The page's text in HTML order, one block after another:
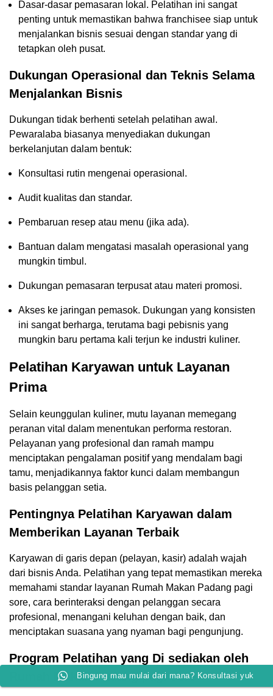
Dasar-dasar pemasaran lokal. Pelatihan ini sangat
penting untuk memastikan bahwa franchisee siap untuk
menjalankan bisnis sesuai dengan standar yang di
tetapkan oleh pusat.
Dukungan Operasional dan Teknis Selama
Menjalankan Bisnis
Dukungan tidak berhenti setelah pelatihan awal.
Pewaralaba biasanya menyediakan dukungan
berkelanjutan dalam bentuk:
Konsultasi rutin mengenai operasional.
Audit kualitas dan standar.
Pembaruan resep atau menu (jika ada).
Bantuan dalam mengatasi masalah operasional yang
mungkin timbul.
Dukungan pemasaran terpusat atau materi promosi.
Akses ke jaringan pemasok. Dukungan yang konsisten
ini sangat berharga, terutama bagi pebisnis yang
mungkin baru pertama kali terjun ke industri kuliner.
Pelatihan Karyawan untuk Layanan
Prima
Selain keunggulan kuliner, mutu layanan memegang
peranan vital dalam menentukan performa restoran.
Pelayanan yang profesional dan ramah mampu
menciptakan pengalaman positif yang mendalam bagi
tamu, menjadikannya faktor kunci dalam membangun
basis pelanggan setia.
Pentingnya Pelatihan Karyawan dalam
Memberikan Layanan Terbaik
Karyawan di garis depan (pelayan, kasir) adalah wajah
dari bisnis Anda. Pelatihan yang tepat memastikan mereka
memahami standar layanan Rumah Makan Padang pagi
sore, cara berinteraksi dengan pelanggan secara
profesional, menangani keluhan dengan baik, dan
menciptakan suasana yang nyaman bagi pengunjung.
Program Pelatihan yang Di sediakan oleh
Rumah Makan Padang pagi sore
Bingung mau mulai dari mana? Konsultasi yuk